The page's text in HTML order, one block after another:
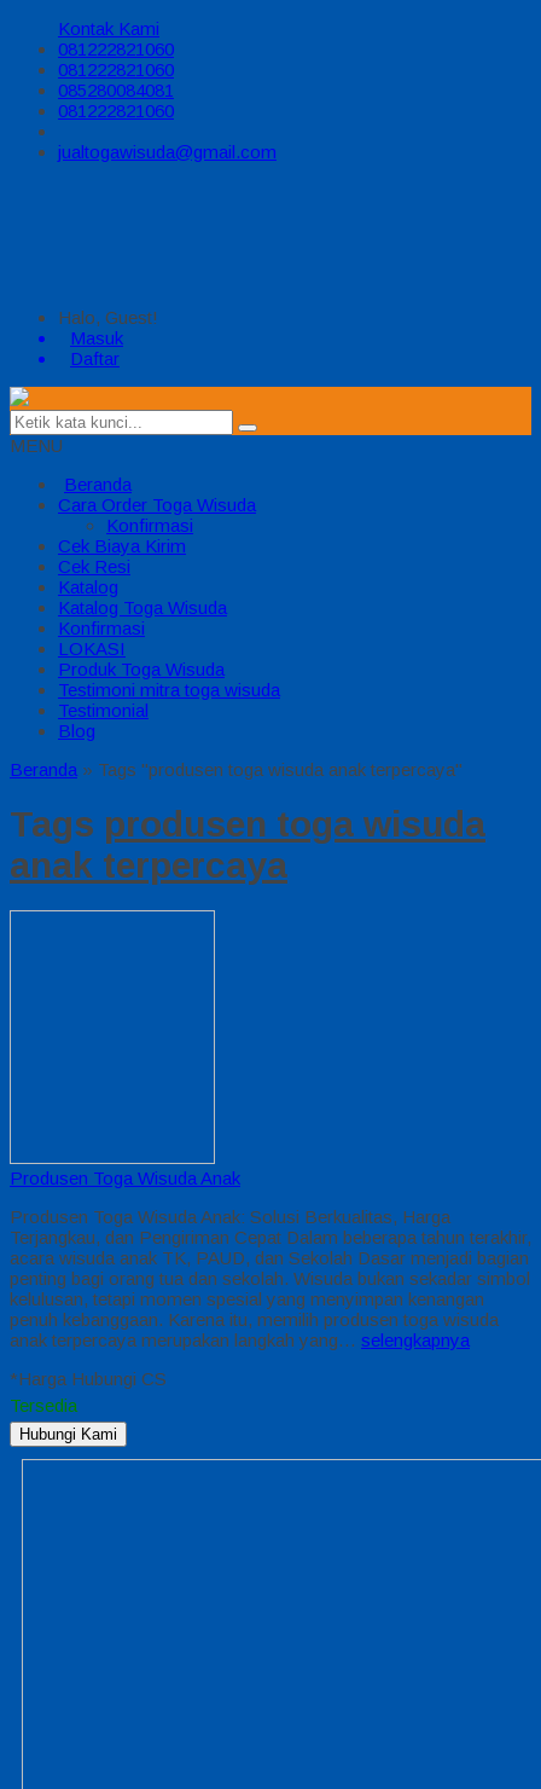
Kontak Kami
081222821060
081222821060
085280084081
081222821060
jualtogawisuda@gmail.com
Halo, Guest!
Masuk
Daftar
MENU
Beranda
Cara Order Toga Wisuda
Konfirmasi
Cek Biaya Kirim
Cek Resi
Katalog
Katalog Toga Wisuda
Konfirmasi
LOKASI
Produk Toga Wisuda
Testimoni mitra toga wisuda
Testimonial
Blog
Beranda » Tags "produsen toga wisuda anak terpercaya"
Tags produsen toga wisuda
anak terpercaya
Produsen Toga Wisuda Anak
Produsen Toga Wisuda Anak: Solusi Berkualitas, Harga
Terjangkau, dan Pengiriman Cepat Dalam beberapa tahun terakhir,
acara wisuda anak TK, PAUD, dan Sekolah Dasar menjadi bagian
penting bagi orang tua dan sekolah. Wisuda bukan sekadar simbol
kelulusan, tetapi momen spesial yang menyimpan kenangan
penuh kebanggaan. Karena itu, memilih produsen toga wisuda
anak terpercaya merupakan langkah yang… selengkapnya
*Harga Hubungi CS
Tersedia
Hubungi Kami